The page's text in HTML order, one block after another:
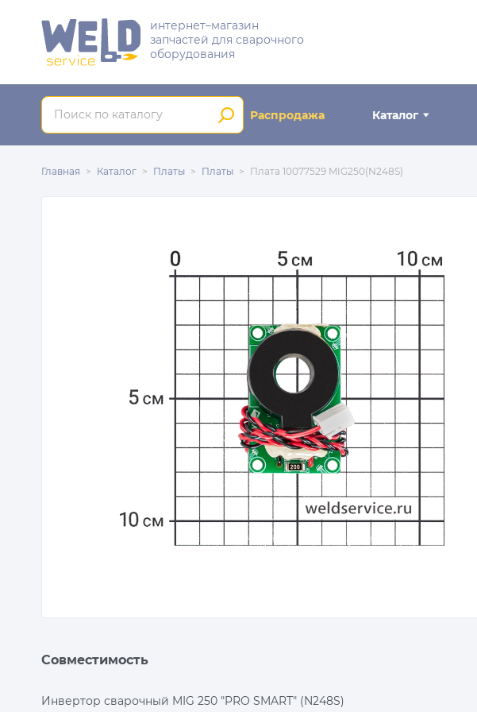
интернет–магазин
запчастей для сварочного
оборудования
Распродажа Каталог
Главная Каталог Платы Платы Плата 10077529 MIG250(N248S)
Совместимость
Инвертор сварочный MIG 250 "PRO SMART" (N248S)